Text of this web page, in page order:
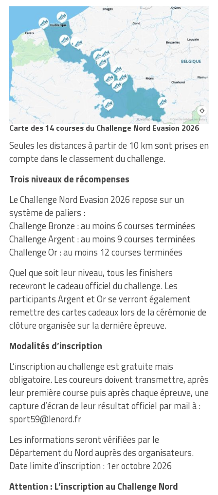
Carte des 14 courses du Challenge Nord Evasion 2026
Seules les distances à partir de 10 km sont prises en
compte dans le classement du challenge.
Trois niveaux de récompenses
Le Challenge Nord Evasion 2026 repose sur un
système de paliers :
Challenge Bronze : au moins 6 courses terminées
Challenge Argent : au moins 9 courses terminées
Challenge Or : au moins 12 courses terminées
Quel que soit leur niveau, tous les finishers
recevront le cadeau officiel du challenge. Les
participants Argent et Or se verront également
remettre des cartes cadeaux lors de la cérémonie de
clôture organisée sur la dernière épreuve.
Modalités d’inscription
L’inscription au challenge est gratuite mais
obligatoire. Les coureurs doivent transmettre, après
leur première course puis après chaque épreuve, une
capture d’écran de leur résultat officiel par mail à :
sport59@lenord.fr
Les informations seront vérifiées par le
Département du Nord auprès des organisateurs.
Date limite d’inscription : 1er octobre 2026
Attention : L’inscription au Challenge Nord